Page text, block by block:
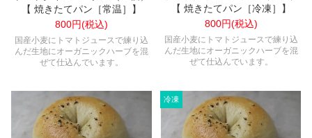
【 焼きたてパン［常温］】
800円(税込)
国産小麦にトマトジュースで練り込
んだ生地にオーガニックハーブを混
ぜて仕込んでいます。
【 焼きたてパン［冷凍］】
800円(税込)
国産小麦にトマトジュースで練り込
んだ生地にオーガニックハーブを混
ぜて仕込んでいます。